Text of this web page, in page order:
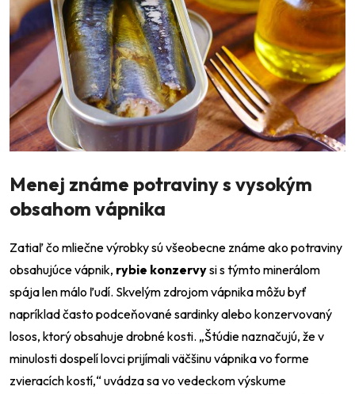
Menej známe potraviny s vysokým
obsahom vápnika
Zatiaľ čo mliečne výrobky sú všeobecne známe ako potraviny
obsahujúce vápnik, rybie konzervysi s týmto minerálom
spája len málo ľudí. Skvelým zdrojom vápnika môžu byť
napríklad často podceňované sardinky alebo konzervovaný
losos, ktorý obsahuje drobné kosti. „Štúdie naznačujú, že v
minulosti dospelí lovci prijímali väčšinu vápnika vo forme
zvieracích kostí,“ uvádza sa vo vedeckom výskume